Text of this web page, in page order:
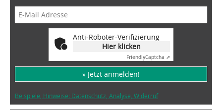
Anti-Roboter-Verifizierung
Hier klicken
FriendlyCaptcha ⇗
» Jetzt anmelden!
Beispiele, Hinweise: Datenschutz, Analyse, Widerruf